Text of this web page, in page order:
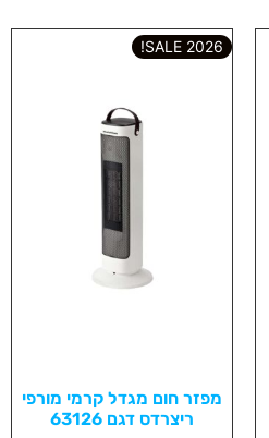
2026 SALE!
מפזר חום מגדל קרמי מורפי
ריצרדס דגם 63126